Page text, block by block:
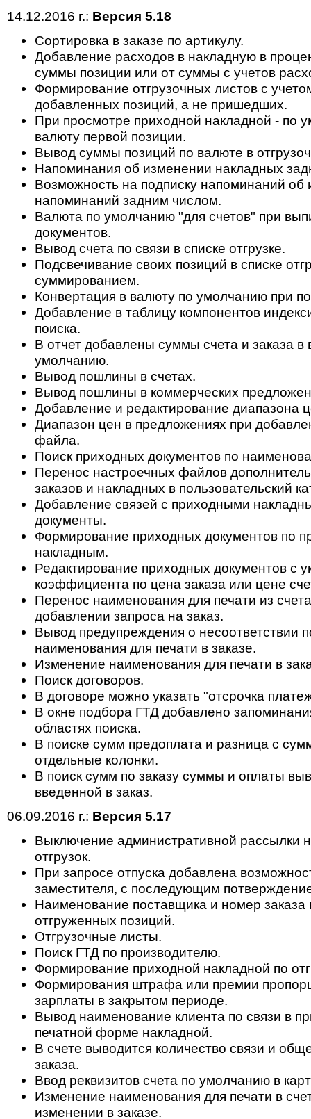
14.12.2016 г.: Версия 5.18
Cортировка в заказе по артикулу.
Добавление расходов в накладную в
суммы позиции или от суммы с учетов
Формирование отгрузочных листов с
добавленных позиций, а не пришедших.
При просмотре приходной накладной - по
валюту первой позиции.
Вывод суммы позиций по валюте в
Напоминания об изменении накладных
Возможность на подписку напоминаний об
напоминаний задним числом.
Валюта по умолчанию "для счетов" при
документов.
Вывод счета по связи в списке отгрузке.
Подсвечивание своих позиций в списке
суммированием.
Конвертация в валюту по умолчанию при
Добавление в таблицу компонентов
поиска.
В отчет добавлены суммы счета и заказа в
умолчанию.
Вывод пошлины в счетах.
Вывод пошлины в коммерческих
Добавление и редактирование диапазона
Диапазон цен в предложениях при
файла.
Поиск приходных документов по
Перенос настроечных файлов
заказов и накладных в пользовательский
Добавление связей с приходными
документы.
Формирование приходных документов по
накладным.
Редактирование приходных документов с
коэффициента по цена заказа или цене
Перенос наименования для печати из
добавлении запроса на заказ.
Вывод предупреждения о несоответствии
наименования для печати в заказе.
Изменение наименования для печати в
Поиск договоров.
В договоре можно указать "отсрочка
В окне подбора ГТД добавлено
областях поиска.
В поиске сумм предоплата и разница с
отдельные колонки.
В поиск сумм по заказу суммы и оплаты
введенной в заказ.
06.09.2016 г.: Версия 5.17
Выключение административной рассылки
отгрузок.
При запросе отпуска добавлена
заместителя, с последующим
Наименование поставщика и номер
отгруженных позиций.
Отгрузочные листы.
Поиск ГТД по производителю.
Формирование приходной накладной по
Формирования штрафа или премии
зарплаты в закрытом периоде.
Вывод наименование клиента по связи в
печатной форме накладной.
В счете выводится количество связи и
заказа.
Ввод реквизитов счета по умолчанию в
Изменение наименования для печати в
изменении в заказе.